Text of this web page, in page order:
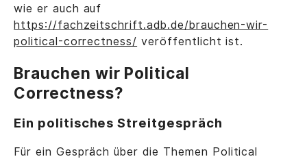
wie er auch auf
https://fachzeitschrift.adb.de/brauchen-wir-
political-correctness/ veröffentlicht ist.
Brauchen wir Political
Correctness?
Ein politisches Streitgespräch
Für ein Gespräch über die Themen Political